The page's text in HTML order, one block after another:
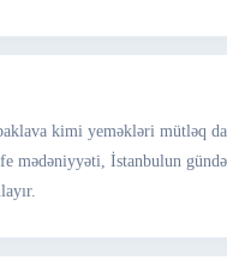
kimi yeməkləri mütləq
mədəniyyəti, İstanbulun